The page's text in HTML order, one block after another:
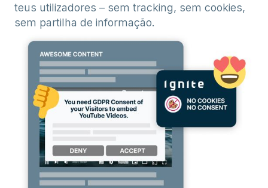
teus utilizadores – sem tracking, sem cookies,
sem partilha de informação.